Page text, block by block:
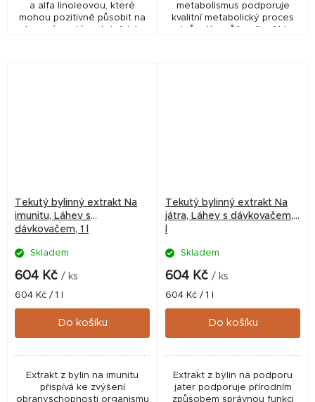
a alfa linoleovou, které
mohou pozitivně působit na
metabolismus podporuje
kvalitní metabolický proces
Tekutý bylinný extrakt Na
imunitu, Láhev s
dávkovačem, 1 l
Skladem
604 Kč / ks
Měrná
cena:
604 Kč / 1 l
Do košíku
Extrakt z bylin na imunitu
přispívá ke zvýšení
obranyschopnosti organismu
Tekutý bylinný extrakt Na
játra, Láhev s dávkovačem, 1
Skladem
604 Kč / ks
Měrná
cena:
604 Kč / 1 l
Do košíku
Extrakt z bylin na podporu
jater podporuje přírodním
způsobem správnou funkci